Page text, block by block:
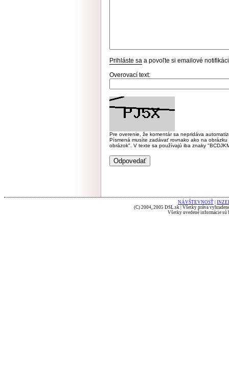
Prihláste sa a povoľte si emailové
Overovací text:
Pre overenie, že komentár sa nepridáva
Písmená musíte zadávať rovnako ako na
obrázok". V texte sa používajú iba znaky
NÁVŠTEVNOSŤ
(C) 2004, 2005 DSL.sk | Všetky práva
Všetky uvedené informácie sú